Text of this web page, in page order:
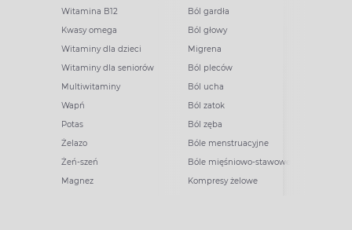
Witamina B12
Kwasy omega
Witaminy dla dzieci
Witaminy dla seniorów
Multiwitaminy
Wapń
Potas
Żelazo
Żeń-szeń
Magnez
Ból gardła
Ból głowy
Migrena
Ból pleców
Ból ucha
Ból zatok
Ból zęba
Bóle menstruacyjne
Bóle mięśniowo-stawowe
Kompresy żelowe